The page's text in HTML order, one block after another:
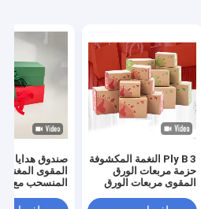
3 Ply B النغمة المكشوفة
حزمة مربعات الورق
المقوى مربعات الورق
البيرة مشروبات الحليب
صندوق هدايا
المقوى
المنسحب مع